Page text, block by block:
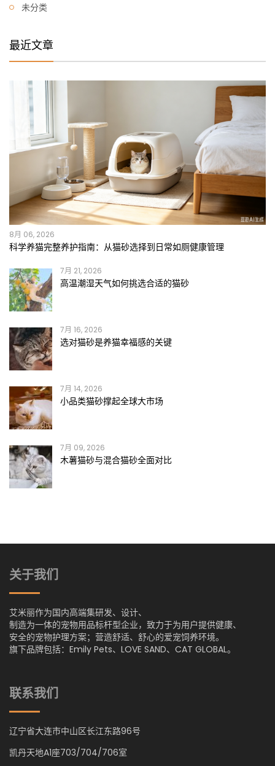
未分类
最近文章
8月 06, 2026
科学养猫完整养护指南：从猫砂选择到日常如厕健康管理
7月 21, 2026
高温潮湿天气如何挑选合适的猫砂
7月 16, 2026
选对猫砂是养猫幸福感的关键
7月 14, 2026
小品类猫砂撑起全球大市场
7月 09, 2026
木薯猫砂与混合猫砂全面对比
关于我们
艾米丽作为国内高端集研发、设计、
制造为一体的宠物用品标杆型企业，致力于为用户提供健康、
安全的宠物护理方案；营造舒适、舒心的爱宠饲养环境。
旗下品牌包括：Emily Pets、LOVE SAND、CAT GLOBAL。
联系我们
辽宁省大连市中山区长江东路96号
凯丹天地A1座703/704/706室